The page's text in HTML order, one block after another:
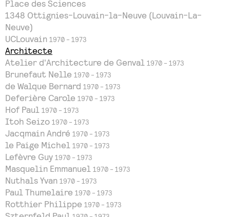
Place des Sciences
1348 Ottignies-Louvain-la-Neuve (Louvain-La-
Neuve)
UCLouvain 1970 - 1973
Architecte
Atelier d'Architecture de Genval 1970 - 1973
Brunefaut Nelle 1970 - 1973
de Walque Bernard 1970 - 1973
Deferière Carole 1970 - 1973
Hof Paul 1970 - 1973
Itoh Seizo 1970 - 1973
Jacqmain André 1970 - 1973
le Paige Michel 1970 - 1973
Lefèvre Guy 1970 - 1973
Masquelin Emmanuel 1970 - 1973
Nuthals Yvan 1970 - 1973
Paul Thumelaire 1970 - 1973
Rotthier Philippe 1970 - 1973